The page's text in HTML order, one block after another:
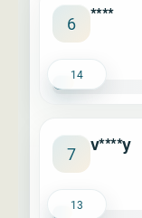
6 ****
14
7 v****y
13